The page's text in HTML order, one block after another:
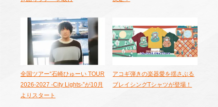
全国ツアー“石崎ひゅーい TOUR
2026-2027 -City Lights-”が10月
よりスタート
アコギ弾きの楽器愛を揺さぶる
ブレイシングTシャツが登場！